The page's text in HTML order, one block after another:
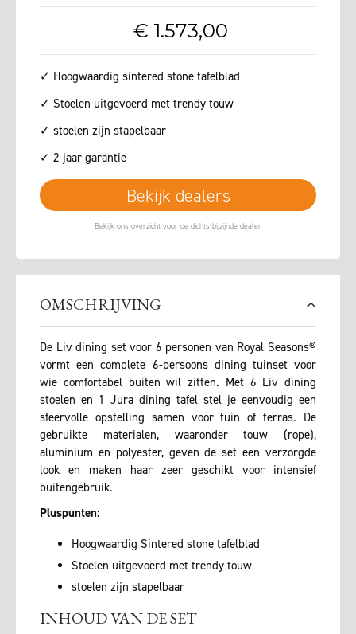
€ 1.573,00
✓ Hoogwaardig sintered stone tafelblad
✓ Stoelen uitgevoerd met trendy touw
✓ stoelen zijn stapelbaar
✓ 2 jaar garantie
Bekijk dealers
OMSCHRIJVING
De Liv dining set voor 6 personen van Royal Seasons®
vormt een complete 6-persoons dining tuinset voor
wie comfortabel buiten wil zitten. Met 6 Liv dining
stoelen en 1 Jura dining tafel stel je eenvoudig een
sfeervolle opstelling samen voor tuin of terras. De
gebruikte materialen, waaronder touw (rope),
aluminium en polyester, geven de set een verzorgde
look en maken haar zeer geschikt voor intensief
buitengebruik.
Pluspunten:
Hoogwaardig Sintered stone tafelblad
Stoelen uitgevoerd met trendy touw
stoelen zijn stapelbaar
INHOUD VAN DE SET